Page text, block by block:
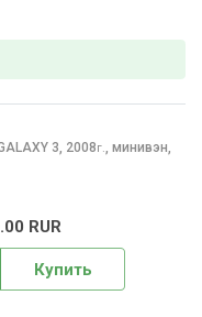
3, 2008г., минивэн,
RUR
Купить